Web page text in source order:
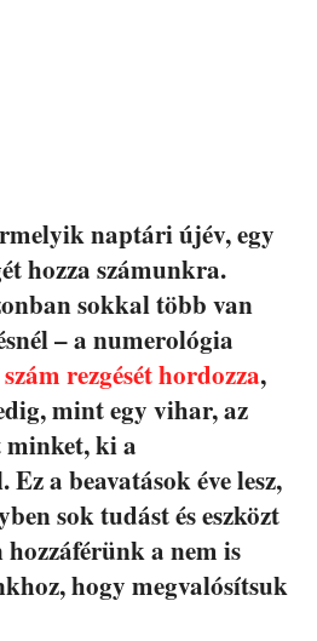
naptári újév, egy
hozza számunkra.
sokkal több van
– a numerológia
rezgését hordozza,
mint egy vihar, az
minket, ki a
a beavatások éve lesz,
sok tudást és eszközt
a nem is
hogy megvalósítsuk